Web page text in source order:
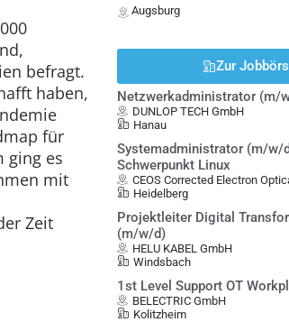
befragt.
haben,
für
ging es
mit
Zeit
Augsburg
Zur
Netzwerkadministrator (m/
DUNLOP TECH GmbH
Hanau
Systemadministrator (m/w/
Schwerpunkt Linux
CEOS Corrected Electron
Heidelberg
Projektleiter Digital
(m/w/d)
HELU KABEL GmbH
Windsbach
1st Level Support OT
BELECTRIC GmbH
Kolitzheim